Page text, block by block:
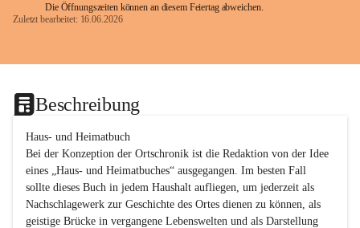
Die Öffnungszeiten können an diesem Feiertag abweichen.
Zuletzt bearbeitet: 16.06.2026
Beschreibung
Haus- und Heimatbuch
Bei der Konzeption der Ortschronik ist die Redaktion von der Idee
eines „Haus- und Heimatbuches“ ausgegangen. Im besten Fall
sollte dieses Buch in jedem Haushalt aufliegen, um jederzeit als
Nachschlagewerk zur Geschichte des Ortes dienen zu können, als
geistige Brücke in vergangene Lebenswelten und als Darstellung